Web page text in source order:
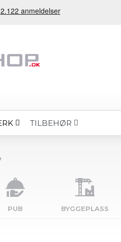
TILBEHØR
PUB BYGGE­PLASS